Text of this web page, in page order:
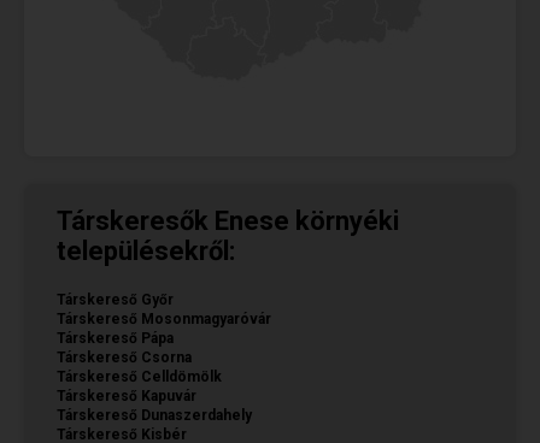
Társkeresők Enese környéki
településekről:
Társkereső Győr
Társkereső Mosonmagyaróvár
Társkereső Pápa
Társkereső Csorna
Társkereső Celldömölk
Társkereső Kapuvár
Társkereső Dunaszerdahely
Társkereső Kisbér